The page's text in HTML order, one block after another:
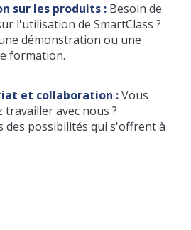
sur les produits :Besoin de
l'utilisation de SmartClass ?
démonstration ou une
formation.
et collaboration :Vous
travailler avec nous ?
des possibilités qui s'offrent à